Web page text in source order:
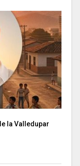
la Valledupar